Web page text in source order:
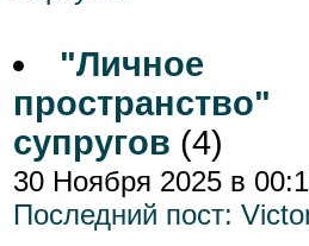
"Личное
пространство"
супругов (4)
30 Ноября 2025 в
Последний пост: